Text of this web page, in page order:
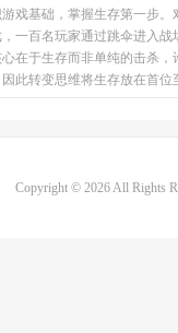
戏基础，掌握生存第一步
一百名玩家通过跳伞进入
心在于生存而非单纯的击杀
此转变思维将生存放在首
Copyright © 2026 All Rights